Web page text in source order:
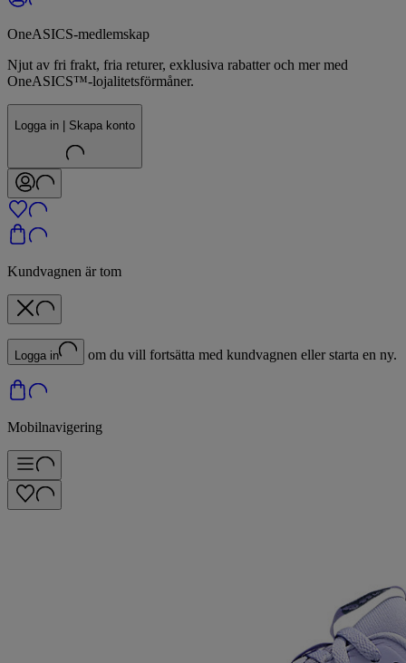
OneASICS-medlemskap
Njut av fri frakt, fria returer, exklusiva rabatter och mer med
OneASICS™-lojalitetsförmåner.
Logga in | Skapa konto
Kundvagnen är tom
Logga in om du vill fortsätta med kundvagnen eller starta en ny.
Mobilnavigering